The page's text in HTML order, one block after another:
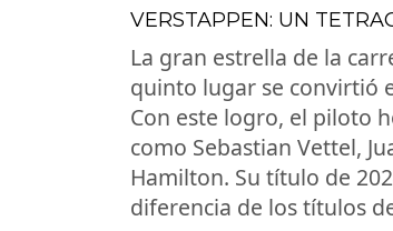
VERSTAPPEN: UN
La gran estrella de la
quinto lugar se convirtió
Con este logro, el piloto
como Sebastian Vettel,
Hamilton. Su título de
diferencia de los títulos